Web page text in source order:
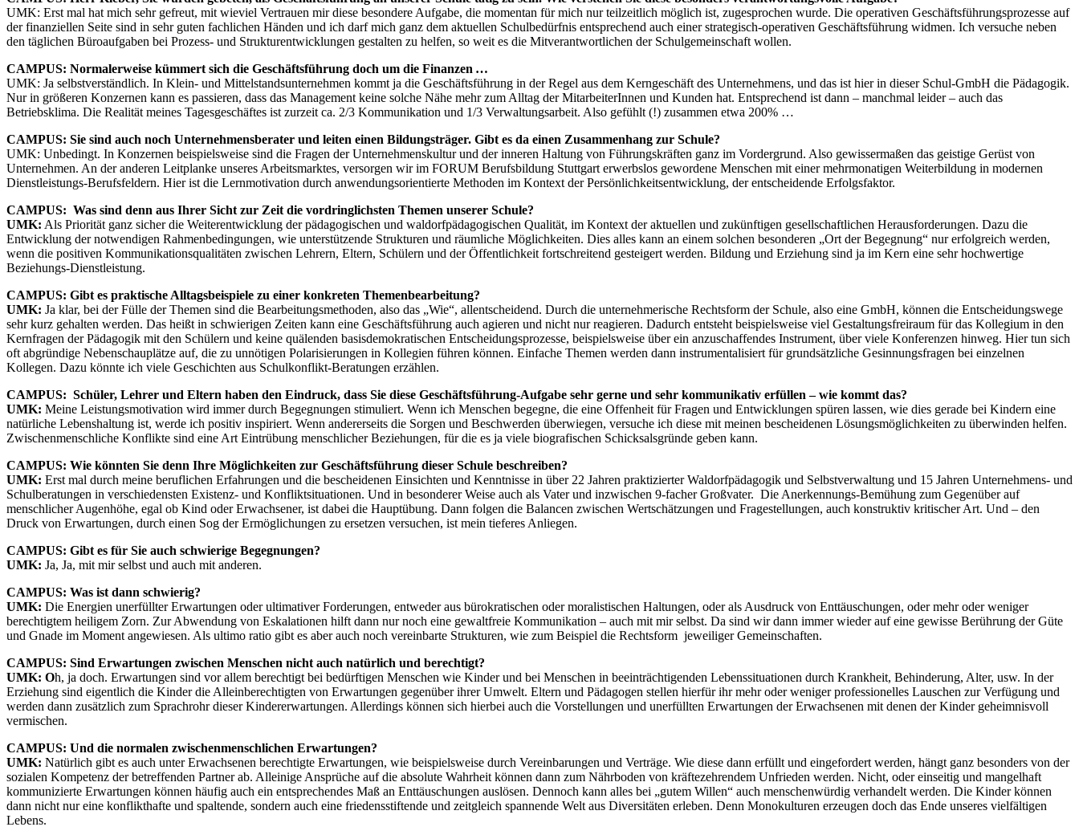
UMK: Erst mal hat mich sehr gefreut, mit wieviel Vertrauen mir diese besondere Aufgabe, die momentan für mich nur teilzeitlich möglich ist, zugesprochen wurde. Die operativen Geschäftsführungsprozesse auf
der finanziellen Seite sind in sehr guten fachlichen Händen und ich darf mich ganz dem aktuellen Schulbedürfnis entsprechend auch einer strategisch-operativen Geschäftsführung widmen. Ich versuche neben
den täglichen Büroaufgaben bei Prozess- und Strukturentwicklungen gestalten zu helfen, so weit es die Mitverantwortlichen der Schulgemeinschaft wollen.
CAMPUS: Normalerweise kümmert sich die Geschäftsführung doch um die Finanzen …
UMK: Ja selbstverständlich. In Klein- und Mittelstandsunternehmen kommt ja die Geschäftsführung in der Regel aus dem Kerngeschäft des Unternehmens, und das ist hier in dieser Schul-GmbH die Pädagogik.
Nur in größeren Konzernen kann es passieren, dass das Management keine solche Nähe mehr zum Alltag der MitarbeiterInnen und Kunden hat. Entsprechend ist dann – manchmal leider – auch das
Betriebsklima. Die Realität meines Tagesgeschäftes ist zurzeit ca. 2/3 Kommunikation und 1/3 Verwaltungsarbeit. Also gefühlt (!) zusammen etwa 200% …
CAMPUS: Sie sind auch noch Unternehmensberater und leiten einen Bildungsträger. Gibt es da einen Zusammenhang zur Schule?
UMK: Unbedingt. In Konzernen beispielsweise sind die Fragen der Unternehmenskultur und der inneren Haltung von Führungskräften ganz im Vordergrund. Also gewissermaßen das geistige Gerüst von
Unternehmen. An der anderen Leitplanke unseres Arbeitsmarktes, versorgen wir im FORUM Berufsbildung Stuttgart erwerbslos gewordene Menschen mit einer mehrmonatigen Weiterbildung in modernen
Dienstleistungs-Berufsfeldern. Hier ist die Lernmotivation durch anwendungsorientierte Methoden im Kontext der Persönlichkeitsentwicklung, der entscheidende Erfolgsfaktor.
CAMPUS: Was sind denn aus Ihrer Sicht zur Zeit die vordringlichsten Themen unserer Schule?
UMK: Als Priorität ganz sicher die Weiterentwicklung der pädagogischen und waldorfpädagogischen Qualität, im Kontext der aktuellen und zukünftigen gesellschaftlichen Herausforderungen. Dazu die
Entwicklung der notwendigen Rahmenbedingungen, wie unterstützende Strukturen und räumliche Möglichkeiten. Dies alles kann an einem solchen besonderen „Ort der Begegnung“ nur erfolgreich werden,
wenn die positiven Kommunikationsqualitäten zwischen Lehrern, Eltern, Schülern und der Öffentlichkeit fortschreitend gesteigert werden. Bildung und Erziehung sind ja im Kern eine sehr hochwertige
Beziehungs-Dienstleistung.
CAMPUS: Gibt es praktische Alltagsbeispiele zu einer konkreten Themenbearbeitung?
UMK: Ja klar, bei der Fülle der Themen sind die Bearbeitungsmethoden, also das „Wie“, allentscheidend. Durch die unternehmerische Rechtsform der Schule, also eine GmbH, können die Entscheidungswege
sehr kurz gehalten werden. Das heißt in schwierigen Zeiten kann eine Geschäftsführung auch agieren und nicht nur reagieren. Dadurch entsteht beispielsweise viel Gestaltungsfreiraum für das Kollegium in den
Kernfragen der Pädagogik mit den Schülern und keine quälenden basisdemokratischen Entscheidungsprozesse, beispielsweise über ein anzuschaffendes Instrument, über viele Konferenzen hinweg. Hier tun sich
oft abgründige Nebenschauplätze auf, die zu unnötigen Polarisierungen in Kollegien führen können. Einfache Themen werden dann instrumentalisiert für grundsätzliche Gesinnungsfragen bei einzelnen
Kollegen. Dazu könnte ich viele Geschichten aus Schulkonflikt-Beratungen erzählen.
CAMPUS: Schüler, Lehrer und Eltern haben den Eindruck, dass Sie diese Geschäftsführung-Aufgabe sehr gerne und sehr kommunikativ erfüllen – wie kommt das?
UMK: Meine Leistungsmotivation wird immer durch Begegnungen stimuliert. Wenn ich Menschen begegne, die eine Offenheit für Fragen und Entwicklungen spüren lassen, wie dies gerade bei Kindern eine
natürliche Lebenshaltung ist, werde ich positiv inspiriert. Wenn andererseits die Sorgen und Beschwerden überwiegen, versuche ich diese mit meinen bescheidenen Lösungsmöglichkeiten zu überwinden helfen.
Zwischenmenschliche Konflikte sind eine Art Eintrübung menschlicher Beziehungen, für die es ja viele biografischen Schicksalsgründe geben kann.
CAMPUS: Wie könnten Sie denn Ihre Möglichkeiten zur Geschäftsführung dieser Schule beschreiben?
UMK: Erst mal durch meine beruflichen Erfahrungen und die bescheidenen Einsichten und Kenntnisse in über 22 Jahren praktizierter Waldorfpädagogik und Selbstverwaltung und 15 Jahren Unternehmens- und
Schulberatungen in verschiedensten Existenz- und Konfliktsituationen. Und in besonderer Weise auch als Vater und inzwischen 9-facher Großvater. Die Anerkennungs-Bemühung zum Gegenüber auf
menschlicher Augenhöhe, egal ob Kind oder Erwachsener, ist dabei die Hauptübung. Dann folgen die Balancen zwischen Wertschätzungen und Fragestellungen, auch konstruktiv kritischer Art. Und – den
Druck von Erwartungen, durch einen Sog der Ermöglichungen zu ersetzen versuchen, ist mein tieferes Anliegen.
CAMPUS: Gibt es für Sie auch schwierige Begegnungen?
UMK: Ja, Ja, mit mir selbst und auch mit anderen.
CAMPUS: Was ist dann schwierig?
UMK: Die Energien unerfüllter Erwartungen oder ultimativer Forderungen, entweder aus bürokratischen oder moralistischen Haltungen, oder als Ausdruck von Enttäuschungen, oder mehr oder weniger
berechtigtem heiligem Zorn. Zur Abwendung von Eskalationen hilft dann nur noch eine gewaltfreie Kommunikation – auch mit mir selbst. Da sind wir dann immer wieder auf eine gewisse Berührung der Güte
und Gnade im Moment angewiesen. Als ultimo ratio gibt es aber auch noch vereinbarte Strukturen, wie zum Beispiel die Rechtsform jeweiliger Gemeinschaften.
CAMPUS: Sind Erwartungen zwischen Menschen nicht auch natürlich und berechtigt?
UMK: Oh, ja doch. Erwartungen sind vor allem berechtigt bei bedürftigen Menschen wie Kinder und bei Menschen in beeinträchtigenden Lebenssituationen durch Krankheit, Behinderung, Alter, usw. In der
Erziehung sind eigentlich die Kinder die Alleinberechtigten von Erwartungen gegenüber ihrer Umwelt. Eltern und Pädagogen stellen hierfür ihr mehr oder weniger professionelles Lauschen zur Verfügung und
werden dann zusätzlich zum Sprachrohr dieser Kindererwartungen. Allerdings können sich hierbei auch die Vorstellungen und unerfüllten Erwartungen der Erwachsenen mit denen der Kinder geheimnisvoll
vermischen.
CAMPUS: Und die normalen zwischenmenschlichen Erwartungen?
UMK: Natürlich gibt es auch unter Erwachsenen berechtigte Erwartungen, wie beispielsweise durch Vereinbarungen und Verträge. Wie diese dann erfüllt und eingefordert werden, hängt ganz besonders von der
sozialen Kompetenz der betreffenden Partner ab. Alleinige Ansprüche auf die absolute Wahrheit können dann zum Nährboden von kräftezehrendem Unfrieden werden. Nicht, oder einseitig und mangelhaft
kommunizierte Erwartungen können häufig auch ein entsprechendes Maß an Enttäuschungen auslösen. Dennoch kann alles bei „gutem Willen“ auch menschenwürdig verhandelt werden. Die Kinder können
dann nicht nur eine konflikthafte und spaltende, sondern auch eine friedensstiftende und zeitgleich spannende Welt aus Diversitäten erleben. Denn Monokulturen erzeugen doch das Ende unseres vielfältigen
Lebens.